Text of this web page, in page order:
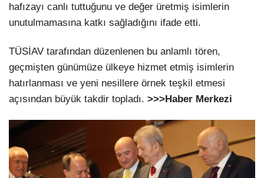
hafızayı canlı tuttuğunu ve değer üretmiş isimlerin
unutulmamasına katkı sağladığını ifade etti.
TÜSİAV tarafından düzenlenen bu anlamlı tören,
geçmişten günümüze ülkeye hizmet etmiş isimlerin
hatırlanması ve yeni nesillere örnek teşkil etmesi
açısından büyük takdir topladı. >>>Haber Merkezi